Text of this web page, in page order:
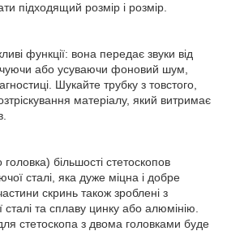
підходящий розмір і розмір.
функції: вона передає звуки від
або усуваючи фоновий шум,
Шукайте трубку з товстого,
матеріалу, який витримає
більшості стетоскопов
сталі, яка дуже міцна і добре
скринь також зроблені з
сталі та сплаву цинку або алюмінію.
стетоскопа з двома головками буде